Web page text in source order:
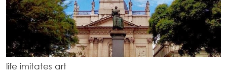
life imitates art